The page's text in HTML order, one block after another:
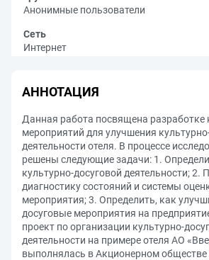
Анонимные пользователи
Сеть
Интернет
АННОТАЦИЯ
Данная работа посвящена разработке
мероприятий для улучшения
деятельности отеля. В процессе
решены следующие задачи: 1.
культурно-досуговой деятельности; 2.
диагностику состояний и системы
мероприятия; 3. Определить, как
досуговые мероприятия на
проект по организации культурно-
деятельности на примере отеля АО
выполнялась в Акционерном обществе